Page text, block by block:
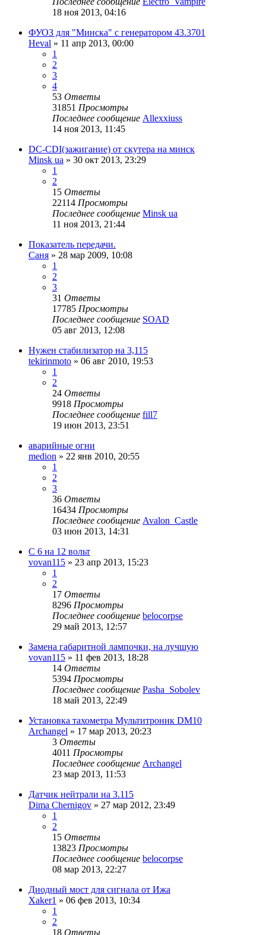
18 ноя 2013, 04:16
ФУОЗ для "Минска" с генератором 43.3701
Heval » 11 апр 2013, 00:00
1
2
3
4
53 Ответы
31851 Просмотры
Последнее сообщение Allexxiuss
14 ноя 2013, 11:45
DC-CDI(зажигание) от скутера на минск
Minsk ua » 30 окт 2013, 23:29
1
2
15 Ответы
22114 Просмотры
Последнее сообщение Minsk ua
11 ноя 2013, 21:44
Показатель передачи.
Саня » 28 мар 2009, 10:08
1
2
3
31 Ответы
17785 Просмотры
Последнее сообщение SOAD
05 авг 2013, 12:08
Нужен стабилизатор на 3,115
tekirinmoto » 06 авг 2010, 19:53
1
2
24 Ответы
9918 Просмотры
Последнее сообщение fill7
19 июн 2013, 23:51
аварийные огни
medion » 22 янв 2010, 20:55
1
2
3
36 Ответы
16434 Просмотры
Последнее сообщение Avalon_Castle
03 июн 2013, 14:31
С 6 на 12 вольт
vovan115 » 23 апр 2013, 15:23
1
2
17 Ответы
8296 Просмотры
Последнее сообщение belocorpse
29 май 2013, 12:57
Замена габаритной лампочки, на лучшую
vovan115 » 11 фев 2013, 18:28
14 Ответы
5394 Просмотры
Последнее сообщение Pasha_Sobolev
18 май 2013, 22:49
Установка тахометра Мультитроник DM10
Archangel » 17 мар 2013, 20:23
3 Ответы
4011 Просмотры
Последнее сообщение Archangel
23 мар 2013, 11:53
Датчик нейтрали на 3.115
Dima Chernigov » 27 мар 2012, 23:49
1
2
15 Ответы
13823 Просмотры
Последнее сообщение belocorpse
08 мар 2013, 22:27
Диодный мост для сигнала от Ижа
Xaker1 » 06 фев 2013, 10:34
1
2
18 Ответы